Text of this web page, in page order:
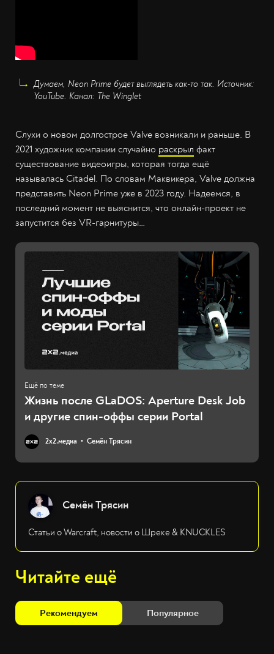
Думаем, Neon Prime будет выглядеть как-то так. Источник:
YouTube. Канал: The Winglet
Слухи о новом долгострое Valve возникали и раньше. В
2021 художник компании случайно раскрыл факт
существование видеоигры, которая тогда ещё
называлась Citadel. По словам Маквикера, Valve должна
представить Neon Prime уже в 2023 году. Надеемся, в
последний момент не выяснится, что онлайн-проект не
запустится без VR-гарнитуры…
Жизнь после GLaDOS: Aperture Desk Job
и другие спин-оффы серии Portal
2х2.медиа Семён Трясин
Семён Трясин
Статьи о Warcraft, новости о Шреке & KNUCKLES
Читайте ещё
Рекомендуем Популярное